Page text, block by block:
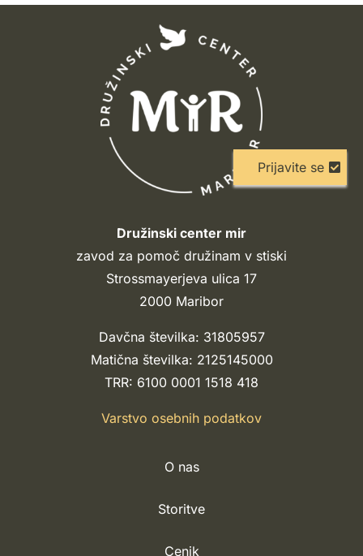
Družinski center mir
zavod za pomoč družinam v stiski
Strossmayerjeva ulica 17
2000 Maribor
Davčna številka: 31805957
Matična številka: 2125145000
TRR: 6100 0001 1518 418
Varstvo osebnih podatkov
O nas
Storitve
Cenik
Prijavite se